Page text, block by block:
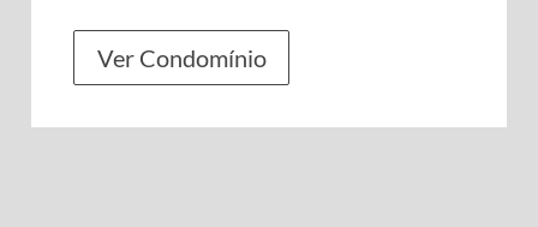
Ver Condomínio